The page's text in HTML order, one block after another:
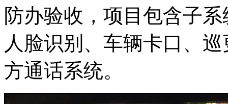
防办验收，项目包含子
人脸识别、车辆卡口、
方通话系统。